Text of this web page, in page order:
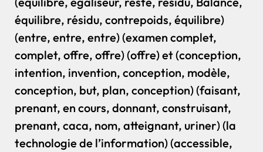
équilibre, résidu, contrepoids, équilibre)
(entre, entre, entre) (examen complet,
complet, offre, offre) (offre) et (conception,
intention, invention, conception, modèle,
conception, but, plan, conception) (faisant,
prenant, en cours, donnant, construisant,
prenant, caca, nom, atteignant, uriner) (la
technologie de l’information) (accessible,